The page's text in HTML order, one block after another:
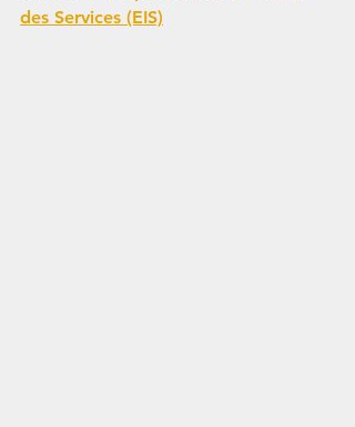
des Services (EIS)